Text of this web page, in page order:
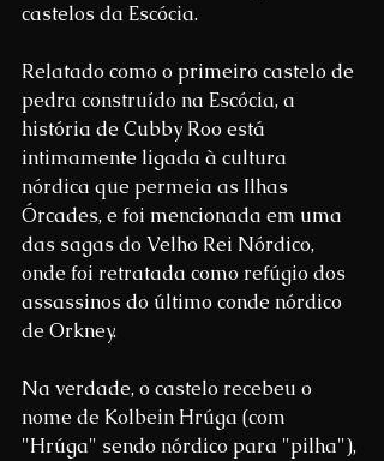
castelos da Escócia.
Relatado como o primeiro castelo de
pedra construído na Escócia, a
história de Cubby Roo está
intimamente ligada à cultura
nórdica que permeia as Ilhas
Órcades, e foi mencionada em uma
das sagas do Velho Rei Nórdico,
onde foi retratada como refúgio dos
assassinos do último conde nórdico
de Orkney.
Na verdade, o castelo recebeu o
nome de Kolbein Hrúga (com
"Hrúga" sendo nórdico para "pilha"),